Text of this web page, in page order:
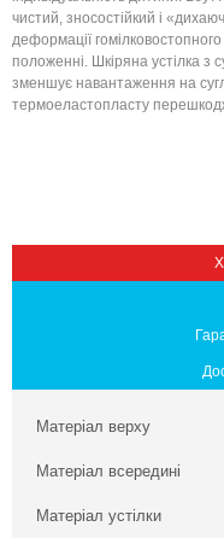
чистий, зносостійкий і
деформації
положенні. Шкіряна устілка з
зменшує навантаження на
термоеластопласту
Матеріал верху
Матеріал всередині
Матеріал устілки